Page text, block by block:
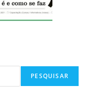
PESQUISAR